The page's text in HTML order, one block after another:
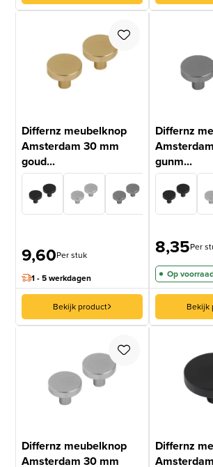
Differnz meubelknop
Amsterdam 30 mm
goud...
9,60Per stuk
1 - 5 werkdagen
Bekijk product
Differnz
gunm...
8,35Per
Op
Bekijk
Differnz meubelknop
Amsterdam 30 mm
Differnz